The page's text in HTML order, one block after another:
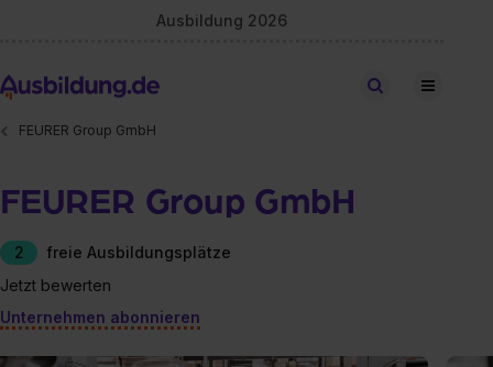
Ausbildung 2026
Stellen finden
FEURER Group GmbH
FEURER Group GmbH
2
freie Ausbildungsplätze
Jetzt bewerten
Unternehmen abonnieren